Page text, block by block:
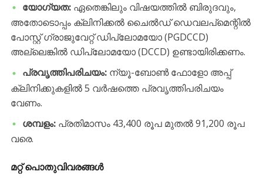
യോഗ്യത:ഏതെങ്കിലും വിഷയത്തിൽ ബിരുദവും,
അതോടൊപ്പം ക്ലിനിക്കൽ ചൈൽഡ് ഡെവലപ്‌മെന്റിൽ
പോസ്റ്റ് ഗ്രാജുവേറ്റ് ഡിപ്ലോമയോ (PGDCCD)
അല്ലെങ്കിൽ ഡിപ്ലോമയോ (DCCD) ഉണ്ടായിരിക്കണം.
പ്രവൃത്തിപരിചയം:ന്യൂ-ബോൺ ഫോളോ അപ്പ്
ക്ലിനിക്കുകളിൽ 5 വർഷത്തെ പ്രവൃത്തിപരിചയം
വേണം.
ശമ്പളം:പ്രതിമാസം 43,400 രൂപ മുതൽ 91,200 രൂപ
വരെ.
​മറ്റ് പൊതുവിവരങ്ങൾ